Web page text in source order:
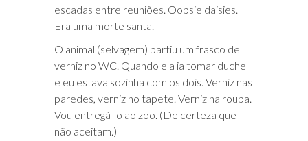
escadas entre reuniões. Oopsie daisies.
Era uma morte santa.
O animal (selvagem) partiu um frasco de
verniz no WC. Quando ela ia tomar duche
e eu estava sozinha com os dois. Verniz nas
paredes, verniz no tapete. Verniz na roupa.
Vou entregá-lo ao zoo. (De certeza que
não aceitam.)